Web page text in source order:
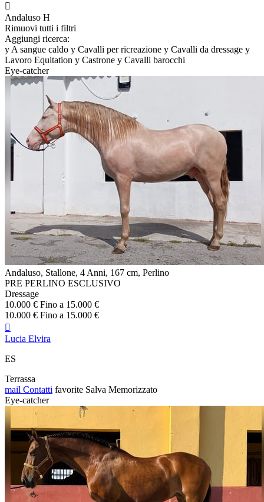

Andaluso H
Rimuovi tutti i filtri
Aggiungi ricerca:
y A sangue caldo y Cavalli per ricreazione y Cavalli da dressage y
Lavoro Equitation y Castrone y Cavalli barocchi
Eye-catcher
Andaluso, Stallone, 4 Anni, 167 cm, Perlino
PRE PERLINO ESCLUSIVO
Dressage
10.000 € Fino a 15.000 €
10.000 € Fino a 15.000 €

Lucia Elvira
ES
Terrassa
mail Contatti favorite Salva Memorizzato
Eye-catcher